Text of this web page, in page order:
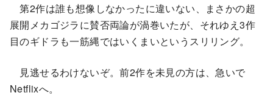
第2作は誰も想像しなかったに違いない、まさかの超
展開メカゴジラに賛否両論が渦巻いたが、それゆえ3作
目のギドラも一筋縄ではいくまいというスリリング。
見逃せるわけないぞ。前2作を未見の方は、急いで
Netflixへ。